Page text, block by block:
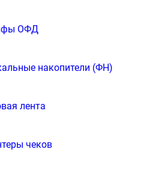
ОФД
накопители (ФН)
лента
чеков